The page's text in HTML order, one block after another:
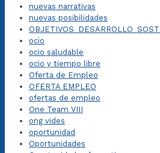
nuevas narrativas
nuevas posibilidades
ocio
ocio saludable
ocio y tiempo libre
Oferta de Empleo
OFERTA EMPLEO
ofertas de empleo
One Team VIII
ong vides
oportunidad
Oportunidades